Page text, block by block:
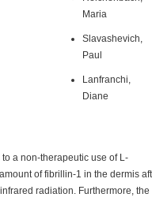
Maria
Slavashevich,
Paul
Lanfranchi,
Diane
a non-therapeutic use of L-
of fibrillin-1 in the dermis
radiation. Furthermore, the